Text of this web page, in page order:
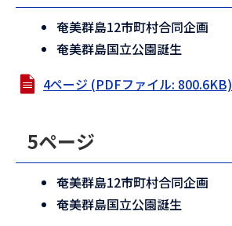
奄美群島12市町村合同企画
奄美群島国立公園誕生
4ページ (PDFファイル: 800.6KB)
5ページ
奄美群島12市町村合同企画
奄美群島国立公園誕生